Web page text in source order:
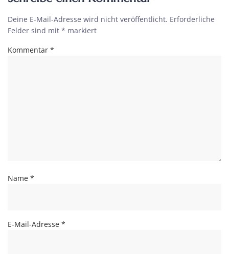
Deine E-Mail-Adresse wird nicht veröffentlicht. Erforderliche
Felder sind mit * markiert
Kommentar *
Name *
E-Mail-Adresse *